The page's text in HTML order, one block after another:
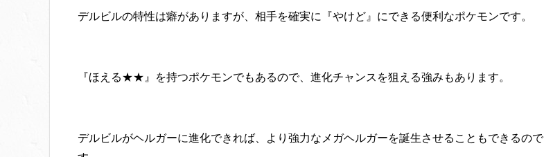
デルビルの特性は癖がありますが、相手を確実に『やけど』にできる便利なポケモンです。
『ほえる★★』を持つポケモンでもあるので、進化チャンスを狙える強みもあります。
デルビルがヘルガーに進化できれば、より強力なメガヘルガーを誕生させることもできるので